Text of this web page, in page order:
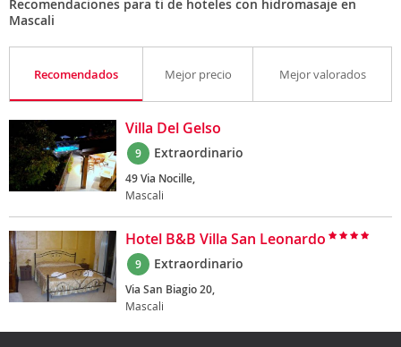
Recomendaciones para ti de hoteles con hidromasaje en
Mascali
Recomendados Mejor precio Mejor valorados
Villa Del Gelso
9 Extraordinario
49 Via Nocille,
Mascali
Hotel B&B Villa San Leonardo
9 Extraordinario
Via San Biagio 20,
Mascali